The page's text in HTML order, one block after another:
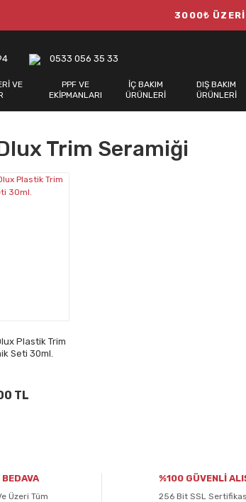
3000₺ ÜZERİ
0533 056 35 33
VE
PPF VE
EKİPMANLARI
İÇ BAKIM
ÜRÜNLERİ
DIŞ BAKIM
ÜRÜNLERİ
Trim Seramiği
Plastik Trim
Seti 30ml.
TL
BEDAVA
Üzeri Tüm
%100 GÜVENLİ
256 Bit SSL